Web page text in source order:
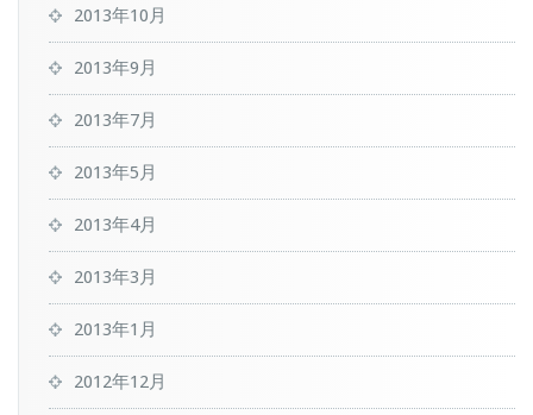
2013年10月
2013年9月
2013年7月
2013年5月
2013年4月
2013年3月
2013年1月
2012年12月